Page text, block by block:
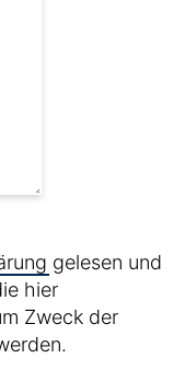
gelesen und
hier
Zweck der